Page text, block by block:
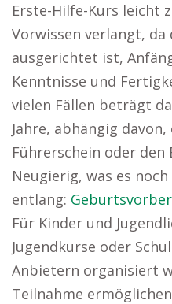
Erste-Hilfe-Kurs leicht
Vorwissen verlangt, da
ausgerichtet ist,
Kenntnisse und
vielen Fällen beträgt
Jahre, abhängig
Führerschein oder
Neugierig, was es
entlang:
Für Kinder und
Jugendkurse oder
Anbietern organisiert
Teilnahme